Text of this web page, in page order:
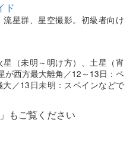
ド
星群、星空撮影。初級者向け
（未明～明け方）、土星（宵
が西方最大離角／12～13日：ペ
／13日未明：スペインなどで
」もご覧ください